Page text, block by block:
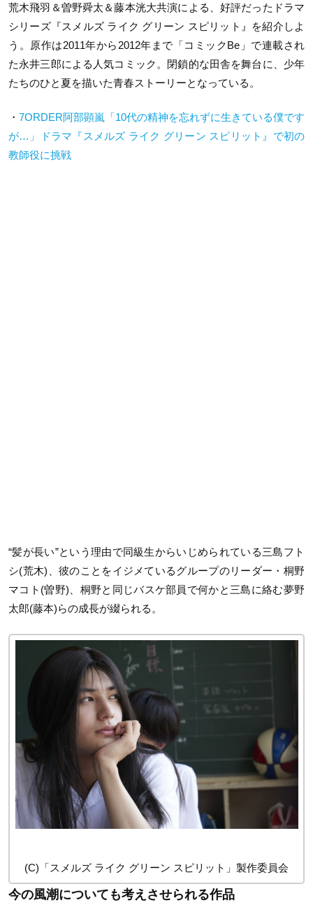
荒木飛羽＆曽野舜太＆藤本洸大共演による、好評だったドラマ
シリーズ『スメルズ ライク グリーン スピリット』を紹介しよ
う。原作は2011年から2012年まで「コミックBe」で連載され
た永井三郎による人気コミック。閉鎖的な田舎を舞台に、少年
たちのひと夏を描いた青春ストーリーとなっている。
・ 7ORDER阿部顕嵐「10代の精神を忘れずに生きている僕です
が…」ドラマ『スメルズ ライク グリーン スピリット』で初の
教師役に挑戦
“髪が長い”という理由で同級生からいじめられている三島フト
シ(荒木)、彼のことをイジメているグループのリーダー・桐野
マコト(曽野)、桐野と同じバスケ部員で何かと三島に絡む夢野
太郎(藤本)らの成長が綴られる。
(C)「スメルズ ライク グリーン スピリット」製作委員会
今の風潮についても考えさせられる作品